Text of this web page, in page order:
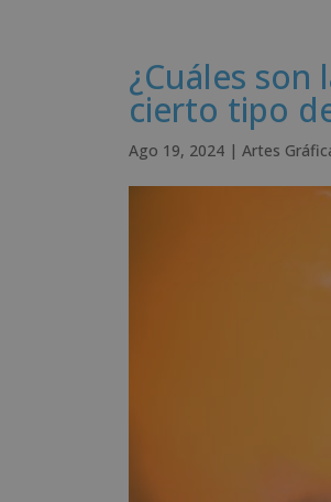
¿Cuáles
cierto tipo
Ago 19, 2024 | Artes